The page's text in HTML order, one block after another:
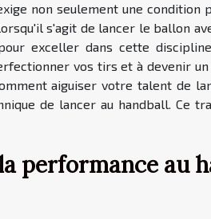
non seulement une condition
s'agit de lancer le ballon
exceller dans cette
vos tirs et à devenir
aiguiser votre talent de
de lancer au handball. Ce
performance au